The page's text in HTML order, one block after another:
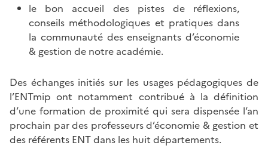
le bon accueil des pistes de réflexions,
conseils méthodologiques et pratiques dans
la communauté des enseignants d’économie
& gestion de notre académie.
Des échanges initiés sur les usages pédagogiques de
l’ENTmip ont notamment contribué à la définition
d’une formation de proximité qui sera dispensée l’an
prochain par des professeurs d’économie & gestion et
des référents ENT dans les huit départements.